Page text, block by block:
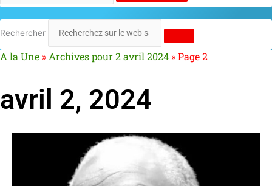
Rechercher
A la Une »Archives pour 2 avril 2024 »Page 2
avril 2, 2024